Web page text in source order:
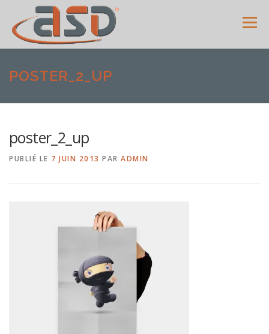
Menu
ACCUEIL SERVICES
CONTACT
POSTER_2_UP
poster_2_up
PUBLIÉ LE 7 JUIN 2013 PAR ADMIN